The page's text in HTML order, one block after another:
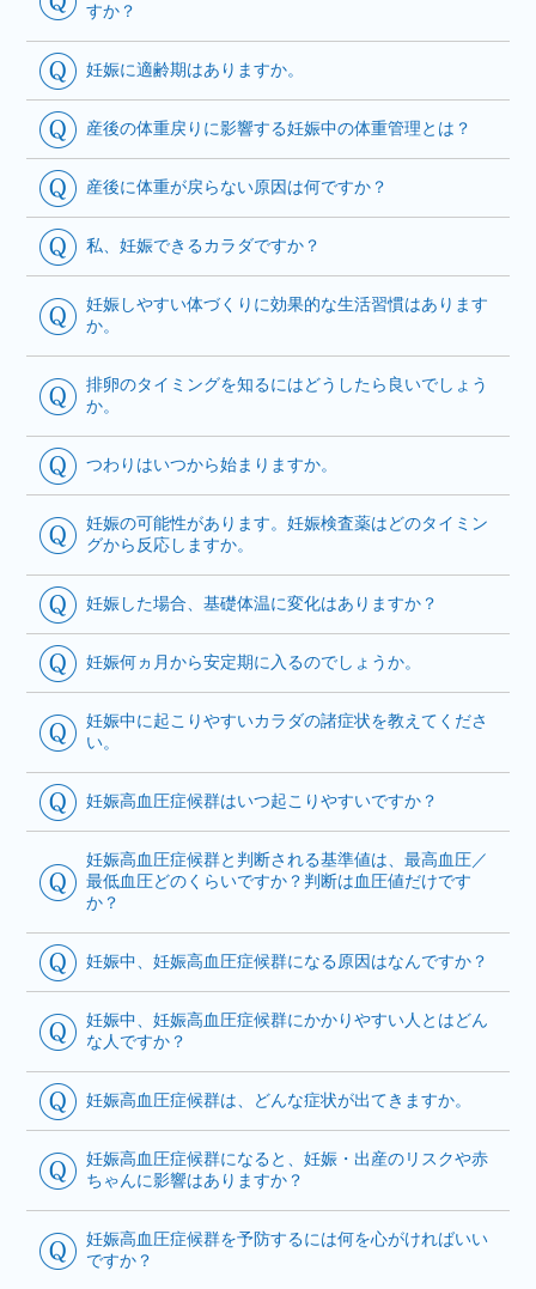
すか？
妊娠に適齢期はありますか。
産後の体重戻りに影響する妊娠中の体重管理とは？
産後に体重が戻らない原因は何ですか？
私、妊娠できるカラダですか？
妊娠しやすい体づくりに効果的な生活習慣はあります
か。
排卵のタイミングを知るにはどうしたら良いでしょう
か。
つわりはいつから始まりますか。
妊娠の可能性があります。妊娠検査薬はどのタイミン
グから反応しますか。
妊娠した場合、基礎体温に変化はありますか？
妊娠何ヵ月から安定期に入るのでしょうか。
妊娠中に起こりやすいカラダの諸症状を教えてくださ
い。
妊娠高血圧症候群はいつ起こりやすいですか？
妊娠高血圧症候群と判断される基準値は、最高血圧／
最低血圧どのくらいですか？判断は血圧値だけです
か？
妊娠中、妊娠高血圧症候群になる原因はなんですか？
妊娠中、妊娠高血圧症候群にかかりやすい人とはどん
な人ですか？
妊娠高血圧症候群は、どんな症状が出てきますか。
妊娠高血圧症候群になると、妊娠・出産のリスクや赤
ちゃんに影響はありますか？
妊娠高血圧症候群を予防するには何を心がければいい
ですか？